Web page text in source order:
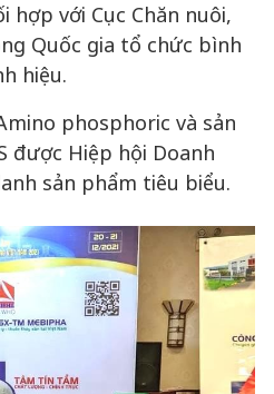
hợp với Cục Chăn nuôi,
Quốc gia tổ chức bình
hiệu.
phosphoric và sản
được Hiệp hội Doanh
sản phẩm tiêu biểu.